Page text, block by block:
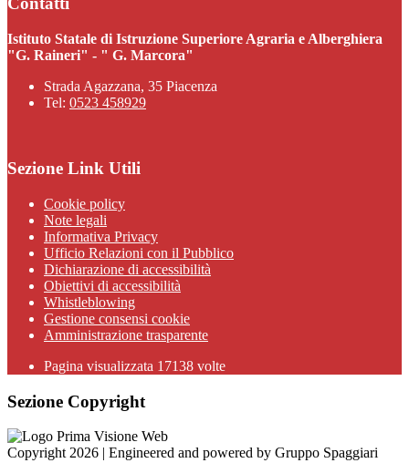
Istituto Statale di Istruzione Superiore Agraria e Alberghiera
"G. Raineri" - " G. Marcora"
Strada Agazzana, 35 Piacenza
Tel: 0523 458929
Sezione Link Utili
Cookie policy
Note legali
Informativa Privacy
Ufficio Relazioni con il Pubblico
Dichiarazione di accessibilità
Obiettivi di accessibilità
Whistleblowing
Gestione consensi cookie
Amministrazione trasparente
Pagina visualizzata 17138 volte
Sezione Copyright
Copyright 2026 | Engineered and powered by Gruppo Spaggiari